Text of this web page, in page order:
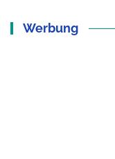
Werbung